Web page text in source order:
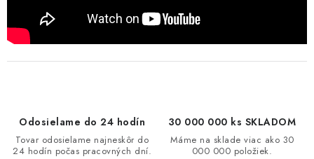
Odosielame do 24 hodín
Tovar odosielame najneskôr do
24 hodín počas pracovných dní.
30 000 000 ks SKLADOM
Máme na sklade viac ako 30
000 000 položiek.